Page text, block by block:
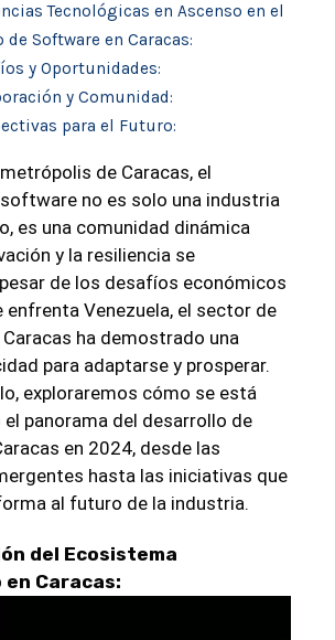
Tecnológicas en Ascenso en el
de Software en Caracas:
y Oportunidades:
y Comunidad:
para el Futuro:
de Caracas, el
no es solo una industria
es una comunidad dinámica
y la resiliencia se
de los desafíos económicos
enfrenta Venezuela, el sector de
ha demostrado una
para adaptarse y prosperar.
exploraremos cómo se está
panorama del desarrollo de
en 2024, desde las
hasta las iniciativas que
al futuro de la industria.
del Ecosistema
en Caracas: